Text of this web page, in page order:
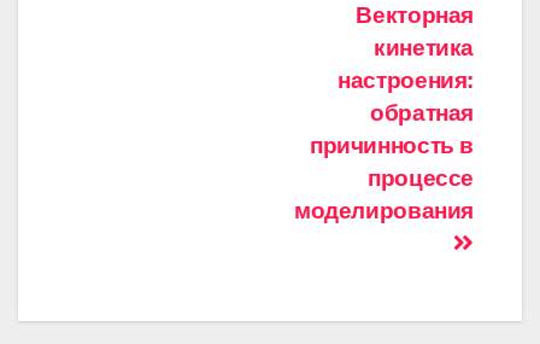
Векторная
кинетика
настроения:
обратная
причинность в
процессе
моделирования